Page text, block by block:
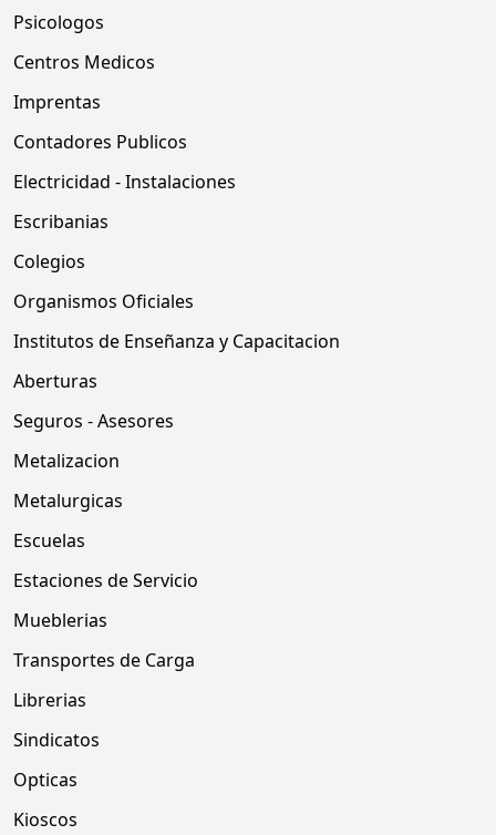
Psicologos
Centros Medicos
Imprentas
Contadores Publicos
Electricidad - Instalaciones
Escribanias
Colegios
Organismos Oficiales
Institutos de Enseñanza y Capacitacion
Aberturas
Seguros - Asesores
Metalizacion
Metalurgicas
Escuelas
Estaciones de Servicio
Mueblerias
Transportes de Carga
Librerias
Sindicatos
Opticas
Kioscos